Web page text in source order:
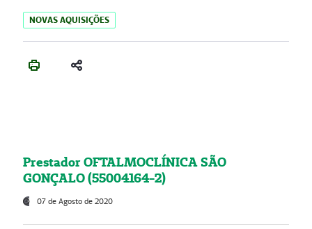
NOVAS AQUISIÇÕES
Prestador OFTALMOCLÍNICA SÃO
GONÇALO (55004164-2)
07 de Agosto de 2020